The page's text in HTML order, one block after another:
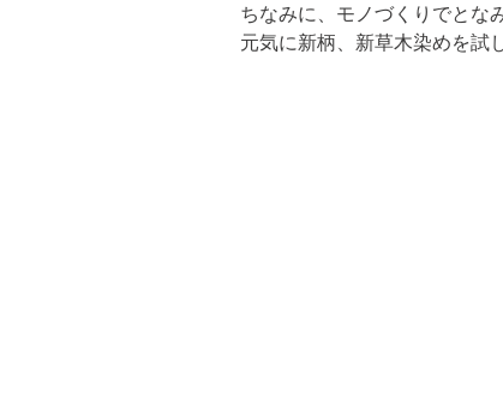
ちなみに、モノづくりでとな
元気に新柄、新草木染めを試